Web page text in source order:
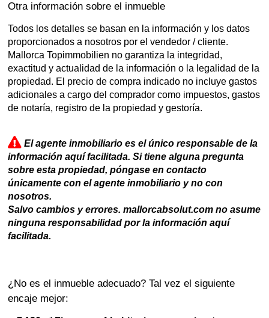
Otra información sobre el inmueble
Todos los detalles se basan en la información y los datos
proporcionados a nosotros por el vendedor / cliente.
Mallorca Topimmobilien no garantiza la integridad,
exactitud y actualidad de la información o la legalidad de la
propiedad. El precio de compra indicado no incluye gastos
adicionales a cargo del comprador como impuestos, gastos
de notaría, registro de la propiedad y gestoría.
El agente inmobiliario es el único responsable de la
información aquí facilitada. Si tiene alguna pregunta
sobre esta propiedad, póngase en contacto
únicamente con el agente inmobiliario y no con
nosotros.
Salvo cambios y errores. mallorcabsolut.com no asume
ninguna responsabilidad por la información aquí
facilitada.
¿No es el inmueble adecuado? Tal vez el siguiente
encaje mejor: